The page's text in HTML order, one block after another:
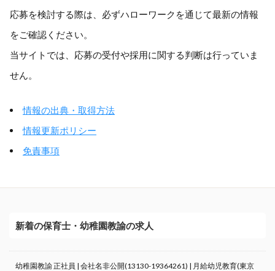
応募を検討する際は、必ずハローワークを通じて最新の情報
をご確認ください。
当サイトでは、応募の受付や採用に関する判断は行っていま
せん。
情報の出典・取得方法
情報更新ポリシー
免責事項
新着の保育士・幼稚園教諭の求人
幼稚園教諭 正社員 | 会社名非公開(13130-19364261) | 月給幼児教育(東京